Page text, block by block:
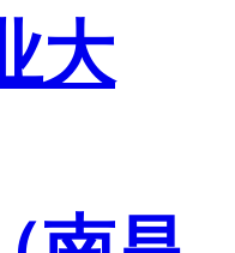
大